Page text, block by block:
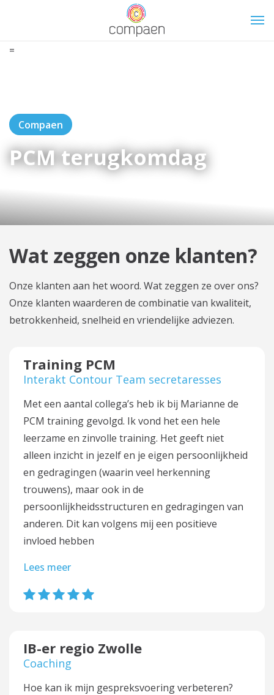
=
Compaen
PCM terugkomdag
Wat zeggen onze klanten?
Onze klanten aan het woord. Wat zeggen ze over ons?
Onze klanten waarderen de combinatie van kwaliteit,
betrokkenheid, snelheid en vriendelijke adviezen.
Training PCM
Interakt Contour Team secretaresses
Met een aantal collega’s heb ik bij Marianne de
PCM training gevolgd. Ik vond het een hele
leerzame en zinvolle training. Het geeft niet
alleen inzicht in jezelf en je eigen persoonlijkheid
en gedragingen (waarin veel herkenning
trouwens), maar ook in de
persoonlijkheidsstructuren en gedragingen van
anderen. Dit kan volgens mij een positieve
invloed hebben
Lees meer
IB-er regio Zwolle
Coaching
Hoe kan ik mijn gespreksvoering verbeteren?